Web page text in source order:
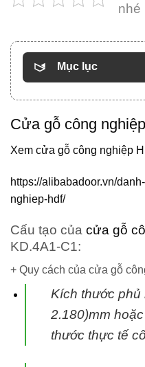
nhé
Mục lục
Cửa gỗ công
Xem cửa gỗ công nghiệp
https://alibabadoor.vn/
nghiep-hdf/
Cấu tạo của cửa gỗ
KD.4A1-C1:
+ Quy cách của cửa gỗ
Kích thước phủ
2.180)mm
thước thực tế